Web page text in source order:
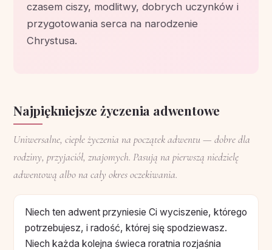
czasem ciszy, modlitwy, dobrych uczynków i
przygotowania serca na narodzenie
Chrystusa.
Najpiękniejsze życzenia adwentowe
Uniwersalne, ciepłe życzenia na początek adwentu — dobre dla
rodziny, przyjaciół, znajomych. Pasują na pierwszą niedzielę
adwentową albo na cały okres oczekiwania.
Niech ten adwent przyniesie Ci wyciszenie, którego
potrzebujesz, i radość, której się spodziewasz.
Niech każda kolejna świeca roratnia rozjaśnia